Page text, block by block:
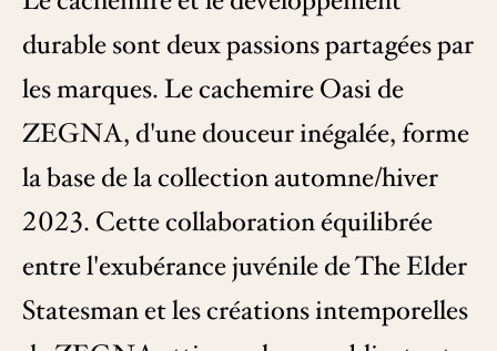
durable sont deux passions partagées par
les marques. Le cachemire Oasi de
ZEGNA, d'une douceur inégalée, forme
la base de la collection automne/hiver
2023. Cette collaboration équilibrée
entre l'exubérance juvénile de The Elder
Statesman et les créations intemporelles